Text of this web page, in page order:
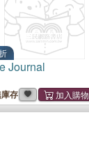
Journal
存